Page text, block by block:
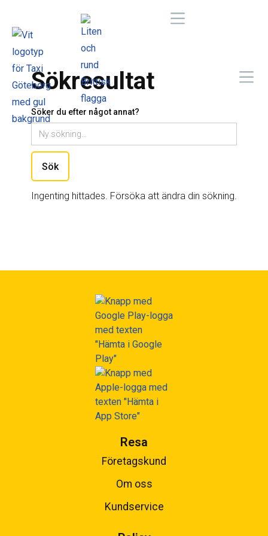
Sökresultat
Söker du efter något annat?
Ingenting hittades. Försöka att ändra din sökning.
Resa
Företagskund
Om oss
Kundservice